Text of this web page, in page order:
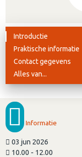
Introductie
Praktische informatie
Contact gegevens
Alles van...
Informatie
03 jun 2026
10.00 - 12.00